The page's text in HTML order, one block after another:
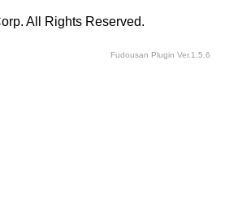
All Rights Reserved.
Fudousan Plugin Ver.1.5.6